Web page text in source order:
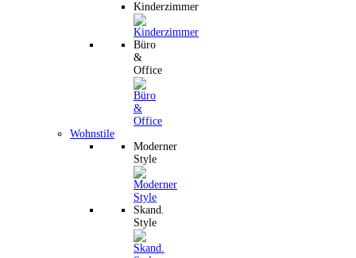
Kinderzimmer
Büro
&
Office
Wohnstile
Moderner
Style
Skand.
Style